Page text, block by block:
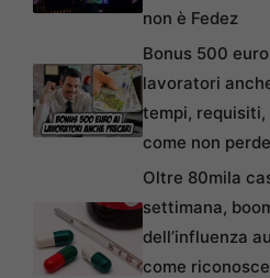
non è Fedez
Bonus 500
lavoratori
tempi, requisiti,
come non
Oltre 80mila
settimana,
dell’influenza
come